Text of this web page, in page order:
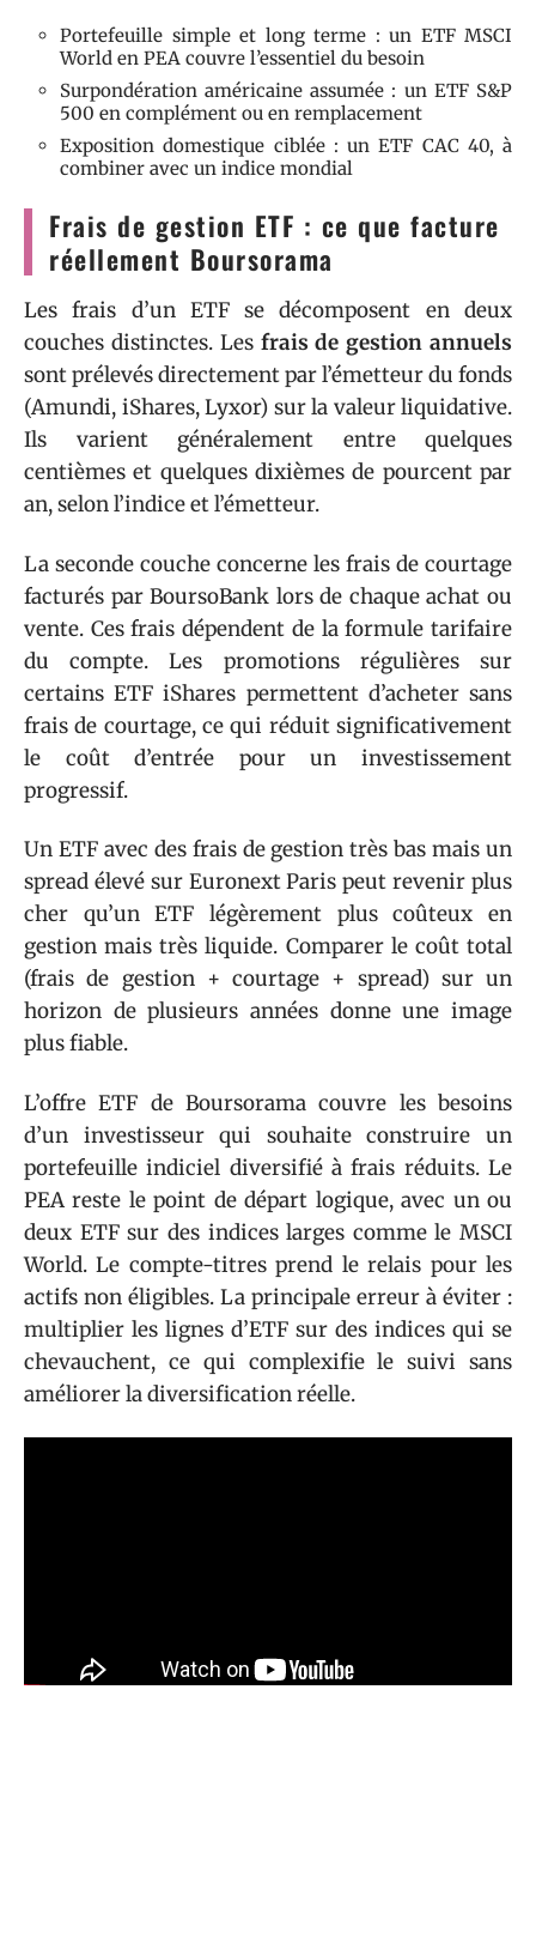
Portefeuille simple et long terme : un ETF MSCI
World en PEA couvre l’essentiel du besoin
Surpondération américaine assumée : un ETF S&P
500 en complément ou en remplacement
Exposition domestique ciblée : un ETF CAC 40, à
combiner avec un indice mondial
Frais de gestion ETF : ce que facture
réellement Boursorama
Les frais d’un ETF se décomposent en deux
couches distinctes. Les frais de gestion annuels
sont prélevés directement par l’émetteur du fonds
(Amundi, iShares, Lyxor) sur la valeur liquidative.
Ils varient généralement entre quelques
centièmes et quelques dixièmes de pourcent par
an, selon l’indice et l’émetteur.
La seconde couche concerne les frais de courtage
facturés par BoursoBank lors de chaque achat ou
vente. Ces frais dépendent de la formule tarifaire
du compte. Les promotions régulières sur
certains ETF iShares permettent d’acheter sans
frais de courtage, ce qui réduit significativement
le coût d’entrée pour un investissement
progressif.
Un ETF avec des frais de gestion très bas mais un
spread élevé sur Euronext Paris peut revenir plus
cher qu’un ETF légèrement plus coûteux en
gestion mais très liquide. Comparer le coût total
(frais de gestion + courtage + spread) sur un
horizon de plusieurs années donne une image
plus fiable.
L’offre ETF de Boursorama couvre les besoins
d’un investisseur qui souhaite construire un
portefeuille indiciel diversifié à frais réduits. Le
PEA reste le point de départ logique, avec un ou
deux ETF sur des indices larges comme le MSCI
World. Le compte-titres prend le relais pour les
actifs non éligibles. La principale erreur à éviter :
multiplier les lignes d’ETF sur des indices qui se
chevauchent, ce qui complexifie le suivi sans
améliorer la diversification réelle.